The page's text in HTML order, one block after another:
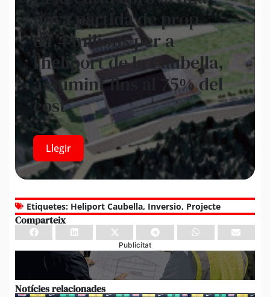
nova partida de prop
d’1,4 milions per a
l’heliport de la Caubella,
assumint fins al 75% del
cost
Llegir
Etiquetes: Heliport Caubella, Inversio, Projecte
Comparteix
Publicitat
Notícies relacionades